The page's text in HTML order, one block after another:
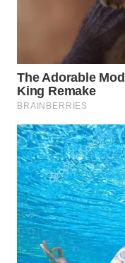
WN
TEBING
TINGGI
WN
PAKPAK
WN
KARAWANG
WN
BEKASI